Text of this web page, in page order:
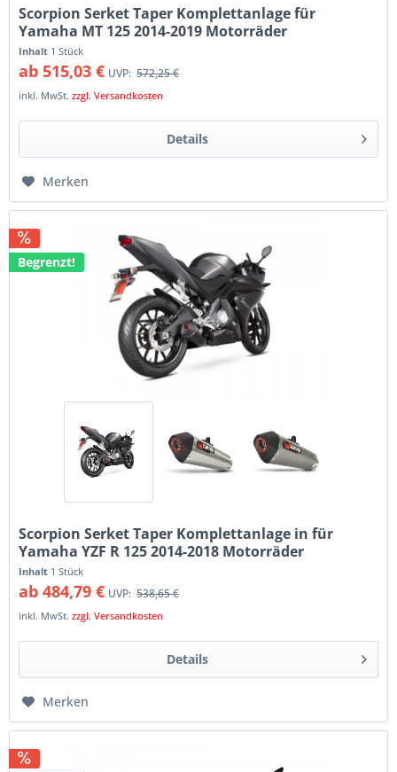
Scorpion Serket Taper Komplettanlage für
Yamaha MT 125 2014-2019 Motorräder
Inhalt 1 Stück
ab 515,03 € UVP: 572,25 €
inkl. MwSt.zzgl. Versandkosten
Details
Merken
Begrenzt!
Scorpion Serket Taper Komplettanlage in für
Yamaha YZF R 125 2014-2018 Motorräder
Inhalt 1 Stück
ab 484,79 € UVP: 538,65 €
inkl. MwSt.zzgl. Versandkosten
Details
Merken